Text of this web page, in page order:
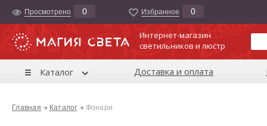
Просмотрено 0 Избранноe 0
Интернет-магазин
светильников и люстр
Каталог Доставка и оплата
Главная Каталог Фонари